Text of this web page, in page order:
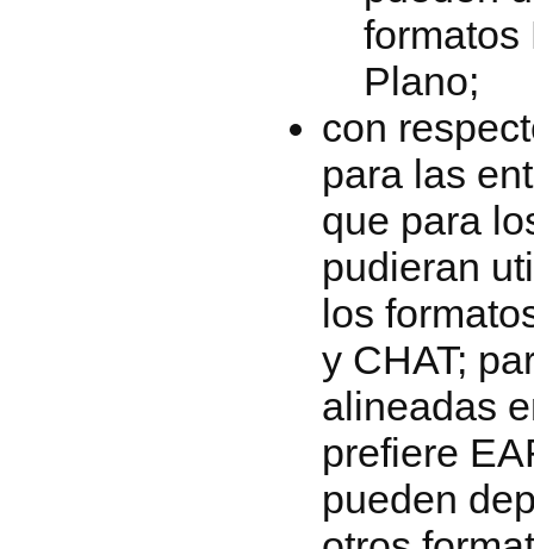
formatos
Plano;
con
para las
que para
pudieran
los
y CHAT;
alineadas
prefiere
pueden